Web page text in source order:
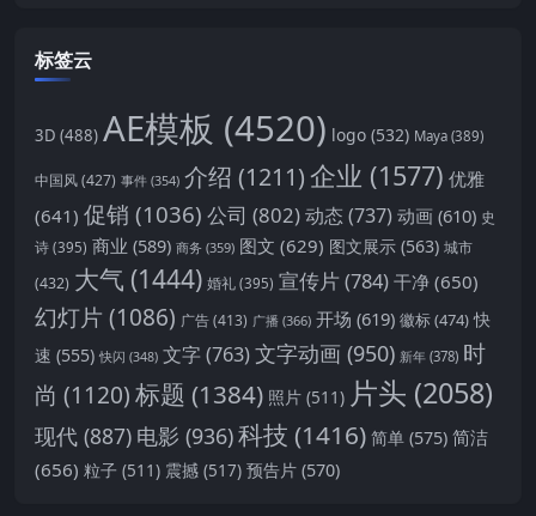
标签云
3D (488) AE模板 (4520) logo (532) Maya (389)
中国风(427) 事件 (354) 介绍 (1211)企业 (1577) 优雅
(641) 促销 (1036) 公司 (802)动态 (737) 动画 (610) 史
诗 (395) 商业 (589) 商务 (359) 图文 (629) 图文展示 (563) 城市
(432) 大气 (1444) 婚礼 (395) 宣传片(784) 干净 (650)
幻灯片 (1086) 广告(413) 广播 (366) 开场 (619) 徽标(474) 快
速 (555) 快闪 (348) 文字(763)文字动画 (950) 新年 (378) 时
尚 (1120)标题 (1384) 照片 (511) 片头 (2058)
现代 (887) 电影 (936)科技 (1416) 简单 (575) 简洁
(656) 粒子 (511) 震撼 (517) 预告片 (570)